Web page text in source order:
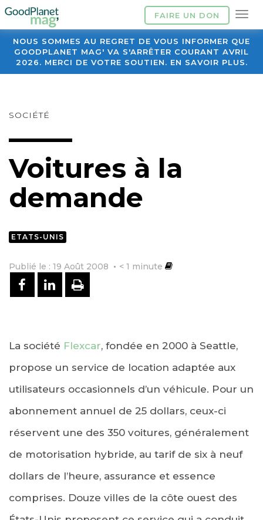
FAIRE UN DON
NOUS SOMMES AU REGRET DE VOUS INFORMER QUE
GOODPLANET MAG' VA S'ARRÊTER COURANT AVRIL
2026. MERCI DE VOTRE SOUTIEN. EN SAVOIR PLUS.
SOCIÉTÉ
Voitures à la
demande
ETATS-UNIS
Publié le : 19 Août 2008 < 1 minute
PARTAGER SUR FACEBOOK
PARTAGER SUR LINKEDIN
IMPRIMER
La société Flexcar, fondée en 2000 à Seattle,
propose un service de location adaptée aux
utilisateurs occasionnels d’un véhicule. Pour un
abonnement annuel de 25 dollars, ceux-ci
réservent une des 350 voitures, généralement
de motorisation hybride, au tarif de six à neuf
dollars de l’heure, assurance et essence
comprises. Douze villes de la côte ouest des